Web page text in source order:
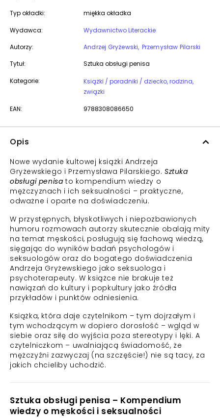
Typ okładki: miękka okładka
Wydawca:
Wydawnictwo Literackie
Autorzy:
Andrzej Gryżewski Przemysław Pilarski
Tytuł:
Sztuka obsługi penisa
Kategorie:
Książki / poradniki / dziecko, rodzina,
związki
EAN: 9788308086650
Opis
Nowe wydanie kultowej książki Andrzeja
Gryżewskiego i Przemysława Pilarskiego.Sztuka
obsługi penisa to kompendium wiedzy o
mężczyznach i ich seksualności – praktyczne,
odważne i oparte na doświadczeniu.
W przystępnych, błyskotliwych i niepozbawionych
humoru rozmowach autorzy skutecznie obalają mity
na temat męskości, posługują się fachową wiedzą,
sięgając do wyników badań psychologów i
seksuologów oraz do bogatego doświadczenia
Andrzeja Gryżewskiego jako seksuologa i
psychoterapeuty. W książce nie brakuje też
nawiązań do kultury i popkultury jako źródła
przykładów i punktów odniesienia.
Książka, która daje czytelnikom – tym dojrzałym i
tym wchodzącym w dopiero dorosłość – wgląd w
siebie oraz siłę do wyjścia poza stereotypy i lęki. A
czytelniczkom – uwalniającą świadomość, że
mężczyźni zazwyczaj (na szczęście!) nie są tacy, za
jakich chcieliby uchodzić.
Sztuka obsługi penisa – Kompendium
wiedzy o męskości i seksualności